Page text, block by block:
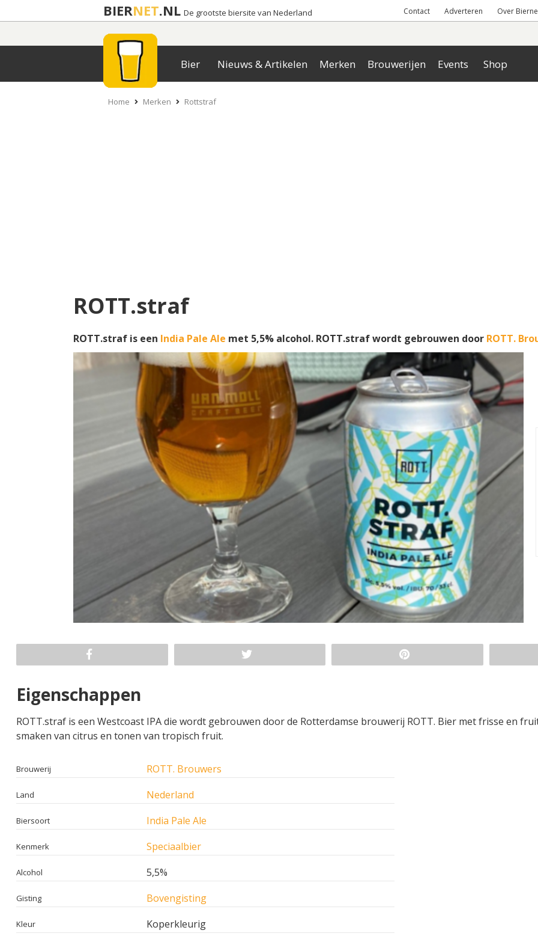
BIERNET.NL De grootste biersite van Nederland Contact Adverteren Over
Bier Nieuws & Artikelen Merken Brouwerijen Events Shop
Home Merken Rottstraf
ROTT.straf
ROTT.straf is een India Pale Ale met 5,5% alcohol. ROTT.straf wordt gebrouwen door ROTT.
Eigenschappen
ROTT.straf is een Westcoast IPA die wordt gebrouwen door de Rotterdamse brouwerij ROTT. Bier met frisse en
smaken van citrus en tonen van tropisch fruit.
Brouwerij ROTT. Brouwers
Land Nederland
Biersoort India Pale Ale
Kenmerk Speciaalbier
Alcohol 5,5%
Gisting Bovengisting
Kleur Koperkleurig